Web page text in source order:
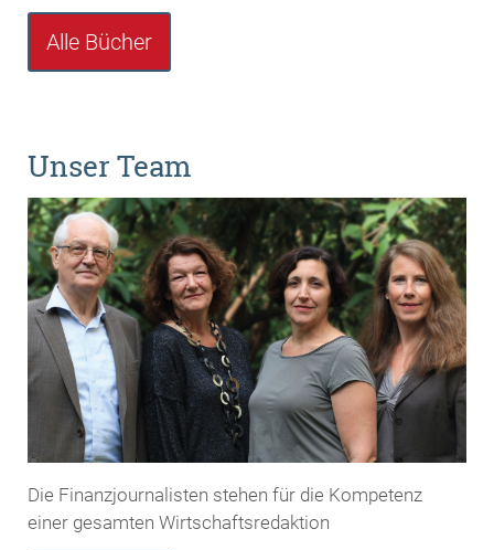
Alle Bücher
Unser Team
Die Finanzjournalisten stehen für die Kompetenz
einer gesamten Wirtschaftsredaktion